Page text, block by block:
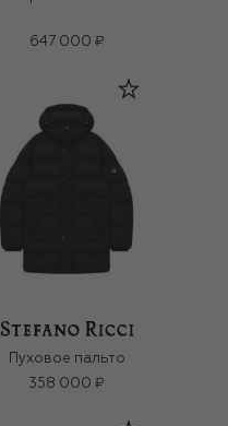
647 000 ₽
Пуховое пальто
358 000 ₽